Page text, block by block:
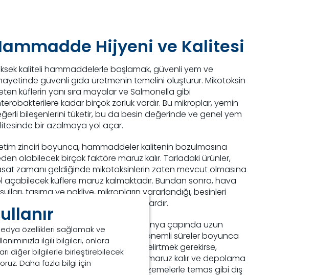
özellikleri sağlamak ve
ilgili bilgileri, onlara
diğer bilgilerle birleştirebilecek
Daha fazla bilgi için
Hijyeni ve Kalitesi
kaliteli hammaddelerle başlamak, güvenli yem ve
güvenli gıda üretmenin temelini oluşturur. Mikotoksin
küflerin yanı sıra mayalar ve Salmonella gibi
kadar birçok zorluk vardır. Bu mikroplar, yemin
bileşenlerini tüketir, bu da besin değerinde ve genel yem
bir azalmaya yol açar.
zinciri boyunca, hammaddeler kalitenin bozulmasına
olabilecek birçok faktöre maruz kalır. Tarladaki ürünler,
zamanı geldiğinde mikotoksinlerin zaten mevcut olmasına
açabilecek küflere maruz kalmaktadır. Bundan sonra, hava
taşıma ve nakliye, mikropların yararlandığı, besinleri
ve yem kalitesini düşürdüğü anlardır.
özellikle yem hammaddeleri dünya çapında uzun
boyunca sevk edildiğinde veya önemli süreler boyunca
ortaya çıkar. Birkaçını belirtmek gerekirse,
değişken sıcaklıklara, neme maruz kalır ve depolama
kuş pisliği veya kirlenmiş malzemelerle temas gibi dış